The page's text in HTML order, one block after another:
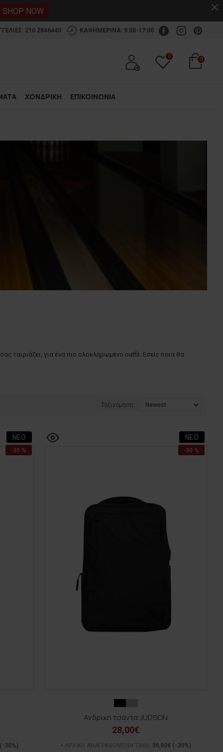
SHOP NOW
210 2846440 ΚΑΘΗΜΕΡΙΝΑ: 9:00-17:00
0 0
ΧΟΝΔΡΙΚΗ ΕΠΙΚΟΙΝΩΝΙΑ
ταιριάζει, για ένα πιο ολοκληρωμένο outfit. Εσείς ποια θα
Ταξινόμηση:
ΝΕΟ
-30 %
(-30%)
ΝΕΟ
-30 %
Ανδρική τσάντα JUDSON
28,00€
ΑΡΧΙΚΗ ΑΝΑΓΡΑΦΟΜΕΝΗ ΤΙΜΗ: 39,90€ (-30%)